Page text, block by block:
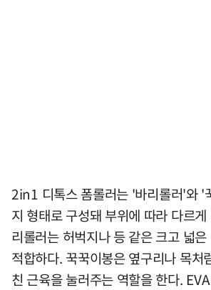
2in1 디톡스 폼롤러는 '바리롤러'와 '
지 형태로 구성돼 부위에 따라 다르
리롤러는 허벅지나 등 같은 크고 넓
적합하다. 꾹꾹이봉은 옆구리나 목처
친 근육을 눌러주는 역할을 한다.